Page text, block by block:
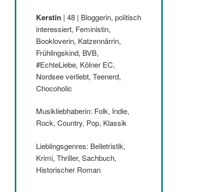
Kerstin | 48 | Bloggerin, politisch
interessiert, Feministin,
Bookloverin, Katzennärrin,
Frühlingskind, BVB,
#EchteLiebe, Kölner EC,
Nordsee verliebt, Teenerd,
Chocoholic
Musikliebhaberin: Folk, Indie,
Rock, Country, Pop, Klassik
Lieblingsgenres: Belletristik,
Krimi, Thriller, Sachbuch,
Historischer Roman